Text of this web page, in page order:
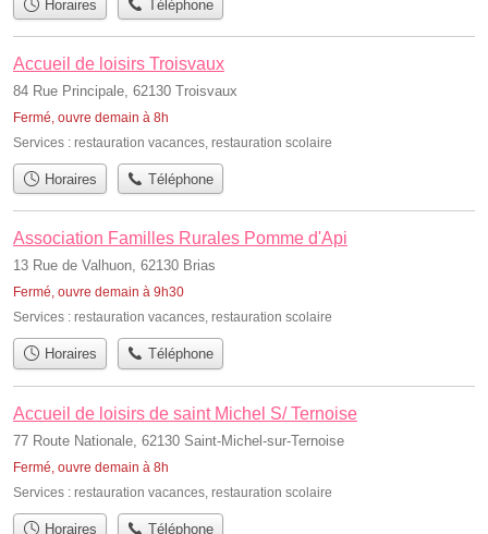
Horaires Téléphone
Accueil de loisirs Troisvaux
84 Rue Principale, 62130 Troisvaux
Fermé, ouvre demain à 8h
Services : restauration vacances restauration scolaire
Horaires Téléphone
Association Familles Rurales Pomme d'Api
13 Rue de Valhuon, 62130 Brias
Fermé, ouvre demain à 9h30
Services : restauration vacances, restauration scolaire
Horaires Téléphone
Accueil de loisirs de saint Michel S/ Ternoise
77 Route Nationale, 62130 Saint-Michel-sur-Ternoise
Fermé, ouvre demain à 8h
Services : restauration vacances restauration scolaire
Horaires Téléphone